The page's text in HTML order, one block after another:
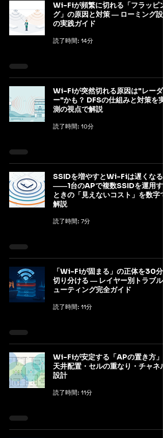
Wi-Fiが頻繁に切れる「フラッピン
グ」の原因と対策 ― ローミング設
の実践ガイド
読了時間: 14分
Wi-Fiが突然切れる原因は"レーダ
ー"かも？ DFSの仕組みと対策を実
測の視点で解説
読了時間: 10分
SSIDを増やすとWi-Fiは遅くなる?
――1台のAPで複数SSIDを運用す
ときの「見えないコスト」を数字で
解説
読了時間: 7分
「Wi-Fiが固まる」の正体を30分
切り分ける ― レイヤー別トラブル
ューティング完全ガイド
読了時間: 11分
Wi-Fiが安定する「APの置き方」|
天井配置・セルの重なり・チャネル
設計
読了時間: 11分